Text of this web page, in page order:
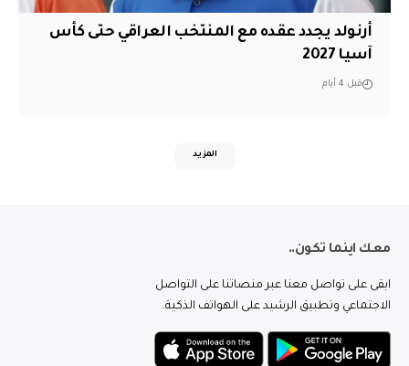
أرنولد يجدد عقده مع المنتخب العراقي حتى كأس
آسيا 2027
قبل 4 أيام
المزيد
معك اينما تكون..
ابقى على تواصل معنا عبر منصاتنا على التواصل
الاجتماعي وتطبيق الرشيد على الهواتف الذكية.